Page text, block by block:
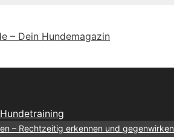
– Rechtzeitig erkennen und gegenwirken